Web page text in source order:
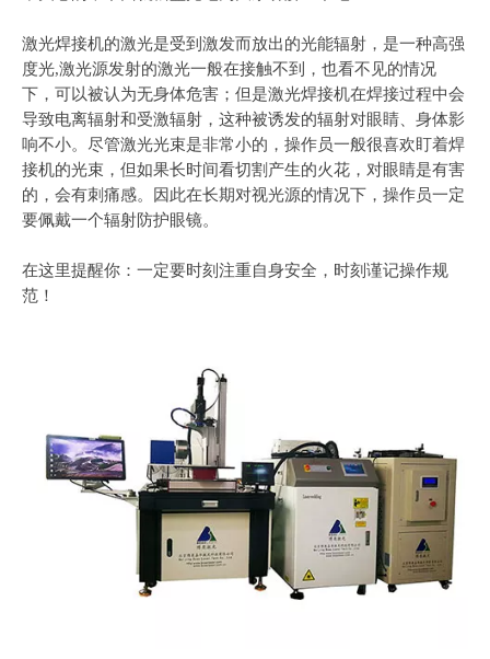
激光焊接机的激光是受到激发而放出的光能辐射，是一种高强
度光,激光源发射的激光一般在接触不到，也看不见的情况
下，可以被认为无身体危害；但是激光焊接机在焊接过程中会
导致电离辐射和受激辐射，这种被诱发的辐射对眼睛、身体影
响不小。尽管激光光束是非常小的，操作员一般很喜欢盯着焊
接机的光束，但如果长时间看切割产生的火花，对眼睛是有害
的，会有刺痛感。因此在长期对视光源的情况下，操作员一定
要佩戴一个辐射防护眼镜。
在这里提醒你：一定要时刻注重自身安全，时刻谨记操作规
范！